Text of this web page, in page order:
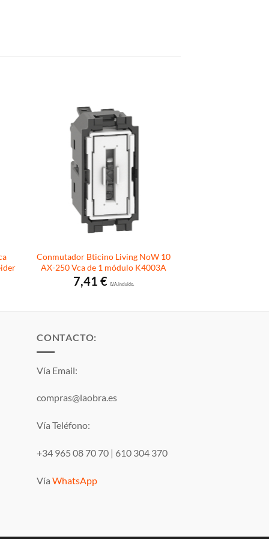
Conmutador Bticino Living NoW 10
AX-250 Vca de 1 módulo K4003A
7,41€ I.V.A. incluido.
CONTACTO:
Vía Email:
compras@laobra.es
Vía Teléfono:
+34 965 08 70 70 | 610 304 370
Vía WhatsApp